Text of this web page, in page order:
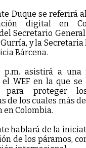
Duque se referirá
digital en
Secretario General
y la Secretaria
Bárcena.
p.m. asistirá a una
el WEF en la que se
para proteger
de los cuales más
en Colombia.
hablará de la
de los páramos,